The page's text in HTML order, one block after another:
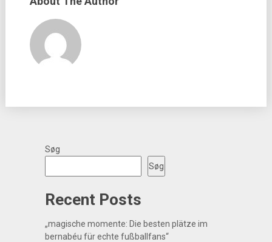
Søg
Søg
Recent Posts
„magische momente: Die besten plätze im
bernabéu für echte fußballfans“